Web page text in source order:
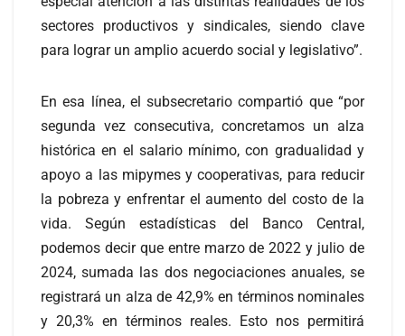
sectores productivos y sindicales, siendo clave
para lograr un amplio acuerdo social y legislativo”.
En esa línea, el subsecretario compartió que “por
segunda vez consecutiva, concretamos un alza
histórica en el salario mínimo, con gradualidad y
apoyo a las mipymes y cooperativas, para reducir
la pobreza y enfrentar el aumento del costo de la
vida. Según estadísticas del Banco Central,
podemos decir que entre marzo de 2022 y julio de
2024, sumada las dos negociaciones anuales, se
registrará un alza de 42,9% en términos nominales
y 20,3% en términos reales. Esto nos permitirá